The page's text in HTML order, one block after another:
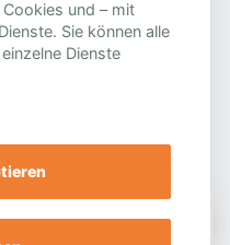
und – mit
Sie können alle
Dienste